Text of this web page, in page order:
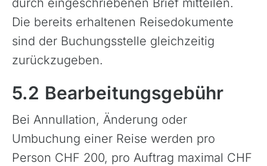
durch eingeschriebenen Brief mitteilen.
Die bereits erhaltenen Reisedokumente
sind der Buchungsstelle gleichzeitig
zurückzugeben.
5.2 Bearbeitungsgebühr
Bei Annullation, Änderung oder
Umbuchung einer Reise werden pro
Person CHF 200, pro Auftrag maximal CHF